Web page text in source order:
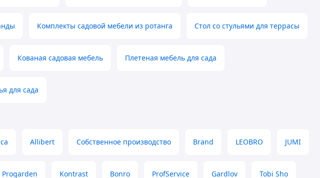
Комплекты садовой мебели из ротанга Стол со стульями для террасы
Кованая садовая мебель Плетеная мебель для сада
для сада
Allibert Собственное производство Brand LEOBRO JUMI
Progarden Kontrast Bonro ProfService Gardlov Tobi Sho